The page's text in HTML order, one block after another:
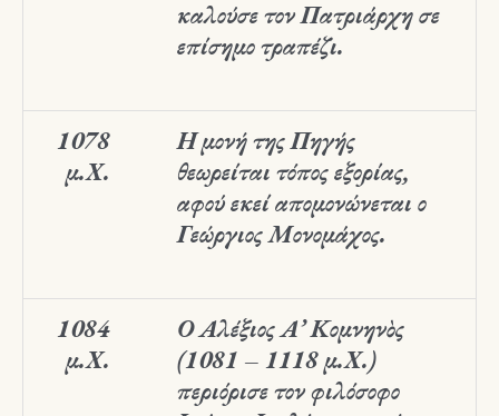
καλούσε τον Πατριάρχη σε
επίσημο τραπέζι.
1078
μ.Χ.
Η μονή της Πηγής
θεωρείται τόπος εξορίας,
αφού εκεί απομονώνεται ο
Γεώργιος Μονομάχος.
1084
μ.Χ.
Ο Αλέξιος Α’ Κομνηνὸς
(1081 – 1118 μ.Χ.)
περιόρισε τον φιλόσοφο